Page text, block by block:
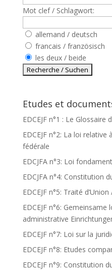
Mot clef / Schlagwort:
allemand / deutsch
francais / französisch
les deux / beide
Etudes et
EDCEJF n°1 : Le
EDCEJF n°2: La loi
fédérale
EDCJFA n°3: Loi
EDCJFA n°4: Constitution
EDCEJF n°5: Traité
EDCEJF n°6:
administrative
EDCEJF n°7: Loi sur la
EDCEJF n°8: Etudes
EDCEJF n°9: Constitution